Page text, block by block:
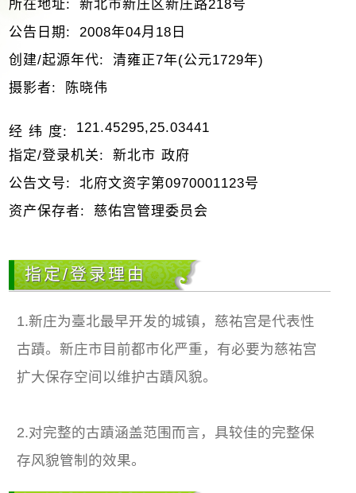
所在地址:
新北市新庄区新庄路218号
公告日期:
2008年04月18日
创建/起源年代:
清雍正7年(公元1729年)
摄影者:
陈晓伟
经 纬 度:
121.45295,25.03441
指定/登录机关:
新北市 政府
公告文号:
北府文资字第0970001123号
资产保存者:
慈佑宫管理委员会
指定/登录理由
1.新庄为臺北最早开发的城镇，慈祐宫是代表性
古蹟。新庄市目前都市化严重，有必要为慈祐宫
扩大保存空间以维护古蹟风貌。
2.对完整的古蹟涵盖范围而言，具较佳的完整保
存风貌管制的效果。